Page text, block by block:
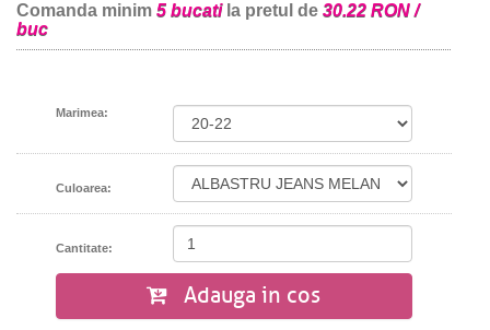
Comanda minim 5 bucatila pretul de 30.22 RON /
buc
Marimea:
Culoarea:
Cantitate:
Adauga in cos